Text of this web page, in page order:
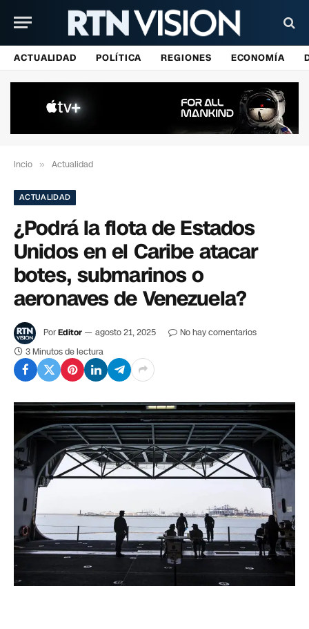
ACTUALIDAD POLÍTICA REGIONES ECONOMÍA
Incio » Actualidad
ACTUALIDAD
¿Podrá la flota de Estados
Unidos en el Caribe atacar
botes, submarinos o
aeronaves de Venezuela?
PorEditor agosto 21, 2025
No hay comentarios
3 Minutos de lectura